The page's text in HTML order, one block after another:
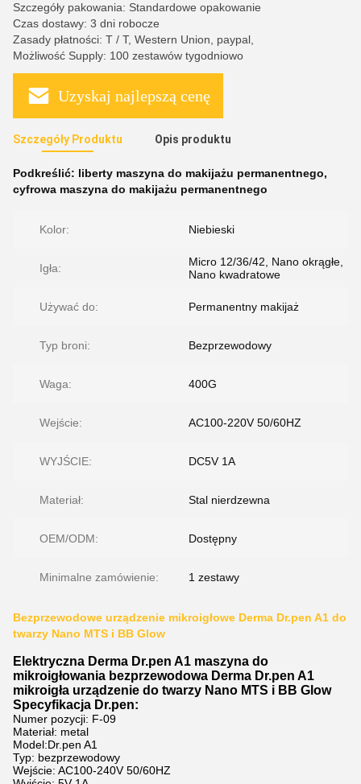
Szczegóły pakowania: Standardowe opakowanie
Czas dostawy: 3 dni robocze
Zasady płatności: T / T, Western Union, paypal,
Możliwość Supply: 100 zestawów tygodniowo
Uzyskaj najlepszą cenę
Szczegóły Produktu Opis produktu
Podkreślić: liberty maszyna do makijażu permanentnego,
cyfrowa maszyna do makijażu permanentnego
Kolor: Niebieski
Igła:
Micro 12/36/42, Nano okrągłe,
Nano kwadratowe
Używać do: Permanentny makijaż
Typ broni: Bezprzewodowy
Waga: 400G
Wejście: AC100-220V 50/60HZ
WYJŚCIE: DC5V 1A
Materiał: Stal nierdzewna
OEM/ODM: Dostępny
Minimalne zamówienie: 1 zestawy
Bezprzewodowe urządzenie mikroigłowe Derma Dr.pen A1 do
twarzy Nano MTS i BB Glow
Elektryczna Derma Dr.pen A1 maszyna do
mikroigłowania bezprzewodowa Derma Dr.pen A1
mikroigła urządzenie do twarzy Nano MTS i BB Glow
Specyfikacja Dr.pen:
Numer pozycji: F-09
Materiał: metal
Model:Dr.pen A1
Typ: bezprzewodowy
Wejście: AC100-240V 50/60HZ